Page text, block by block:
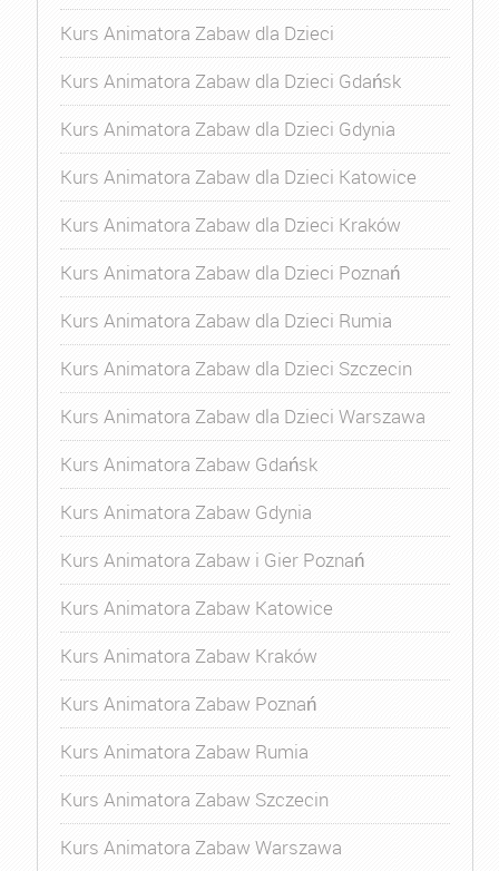
Kurs Animatora Zabaw dla Dzieci
Kurs Animatora Zabaw dla Dzieci Gdańsk
Kurs Animatora Zabaw dla Dzieci Gdynia
Kurs Animatora Zabaw dla Dzieci Katowice
Kurs Animatora Zabaw dla Dzieci Kraków
Kurs Animatora Zabaw dla Dzieci Poznań
Kurs Animatora Zabaw dla Dzieci Rumia
Kurs Animatora Zabaw dla Dzieci Szczecin
Kurs Animatora Zabaw dla Dzieci Warszawa
Kurs Animatora Zabaw Gdańsk
Kurs Animatora Zabaw Gdynia
Kurs Animatora Zabaw i Gier Poznań
Kurs Animatora Zabaw Katowice
Kurs Animatora Zabaw Kraków
Kurs Animatora Zabaw Poznań
Kurs Animatora Zabaw Rumia
Kurs Animatora Zabaw Szczecin
Kurs Animatora Zabaw Warszawa